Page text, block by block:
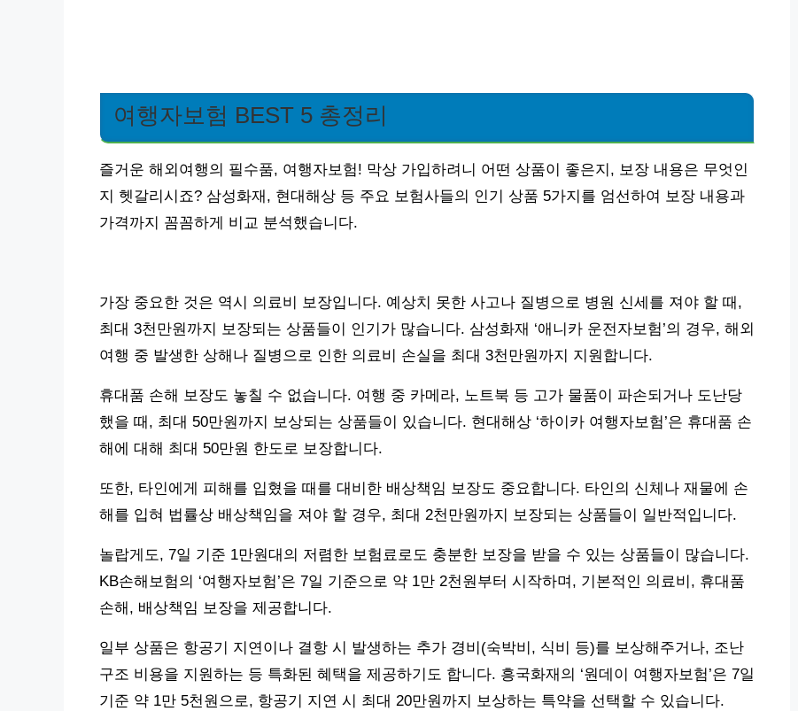
여행자보험 BEST 5 총정리
즐거운 해외여행의 필수품, 여행자보험! 막상 가입하려니 어떤 상품이 좋은지, 보장 내용은 무엇인
지 헷갈리시죠? 삼성화재, 현대해상 등 주요 보험사들의 인기 상품 5가지를 엄선하여 보장 내용과
가격까지 꼼꼼하게 비교 분석했습니다.
가장 중요한 것은 역시 의료비 보장입니다. 예상치 못한 사고나 질병으로 병원 신세를 져야 할 때,
최대 3천만원까지 보장되는 상품들이 인기가 많습니다. 삼성화재 ‘애니카 운전자보험’의 경우, 해외
여행 중 발생한 상해나 질병으로 인한 의료비 손실을 최대 3천만원까지 지원합니다.
휴대품 손해 보장도 놓칠 수 없습니다. 여행 중 카메라, 노트북 등 고가 물품이 파손되거나 도난당
했을 때, 최대 50만원까지 보상되는 상품들이 있습니다. 현대해상 ‘하이카 여행자보험’은 휴대품 손
해에 대해 최대 50만원 한도로 보장합니다.
또한, 타인에게 피해를 입혔을 때를 대비한 배상책임 보장도 중요합니다. 타인의 신체나 재물에 손
해를 입혀 법률상 배상책임을 져야 할 경우, 최대 2천만원까지 보장되는 상품들이 일반적입니다.
놀랍게도, 7일 기준 1만원대의 저렴한 보험료로도 충분한 보장을 받을 수 있는 상품들이 많습니다.
KB손해보험의 ‘여행자보험’은 7일 기준으로 약 1만 2천원부터 시작하며, 기본적인 의료비, 휴대품
손해, 배상책임 보장을 제공합니다.
일부 상품은 항공기 지연이나 결항 시 발생하는 추가 경비(숙박비, 식비 등)를 보상해주거나, 조난
구조 비용을 지원하는 등 특화된 혜택을 제공하기도 합니다. 흥국화재의 ‘원데이 여행자보험’은 7일
기준 약 1만 5천원으로, 항공기 지연 시 최대 20만원까지 보상하는 특약을 선택할 수 있습니다.